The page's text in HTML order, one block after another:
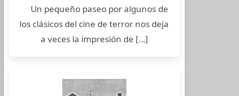
Un pequeño paseo por algunos de
los clásicos del cine de terror nos deja
a veces la impresión de […]